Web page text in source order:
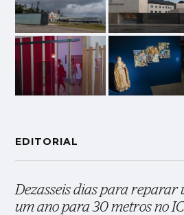
EDITORIAL
Dezasseis dias para reparar
um ano para 30 metros no